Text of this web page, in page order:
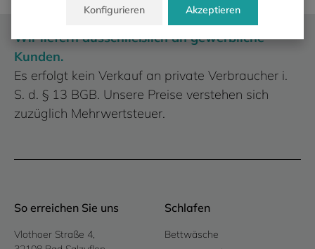
Wir liefern ausschließlich an gewerbliche
Kunden.
Es erfolgt kein Verkauf an private Verbraucher i.
S. d. § 13 BGB. Unsere Preise verstehen sich
zuzüglich Mehrwertsteuer.
So erreichen Sie uns
Vlothoer Straße 4,
Schlafen
Bettwäsche
Konfigurieren Akzeptieren